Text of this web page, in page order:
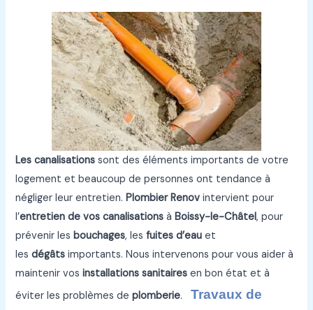
Les canalisations sont des éléments importants de votre
logement et beaucoup de personnes ont tendance à
négliger leur entretien.Plombier Renov intervient pour
l’entretien de vos canalisations àBoissy-le-Châtel, pour
prévenir lesbouchages, lesfuites d’eau et
lesdégâts importants. Nous intervenons pour vous aider à
maintenir vosinstallations sanitaires en bon état et à
éviter les problèmes deplomberie. Travaux de